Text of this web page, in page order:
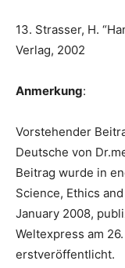
13. Strasser, H.
Verlag, 2002
Anmerkung:
Vorstehender
Deutsche von
Beitrag wurde in
Science, Ethics
January 2008,
Weltexpress am
erstveröffentlicht.